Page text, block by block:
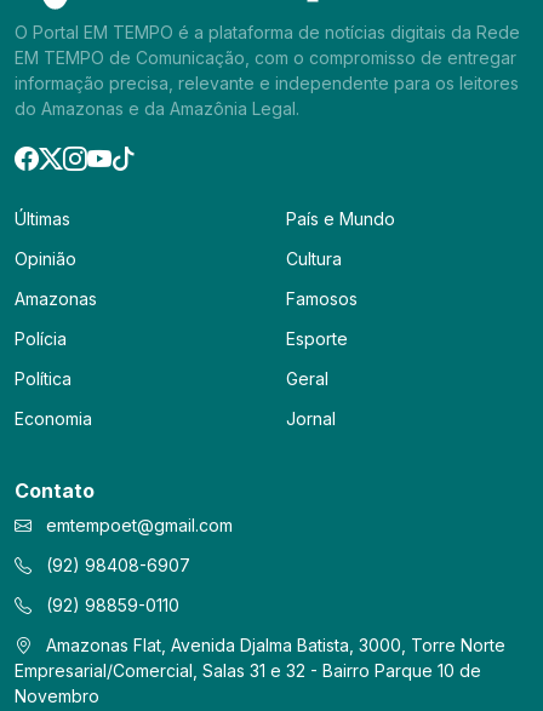
O Portal EM TEMPO é a plataforma de notícias digitais da Rede
EM TEMPO de Comunicação, com o compromisso de entregar
informação precisa, relevante e independente para os leitores
do Amazonas e da Amazônia Legal.
Últimas
Opinião
Amazonas
Polícia
Política
Economia
País e Mundo
Cultura
Famosos
Esporte
Geral
Jornal
Contato
emtempoet@gmail.com
(92) 98408-6907
(92) 98859-0110
Amazonas Flat, Avenida Djalma Batista, 3000, Torre Norte
Empresarial/Comercial, Salas 31 e 32 - Bairro Parque 10 de
Novembro